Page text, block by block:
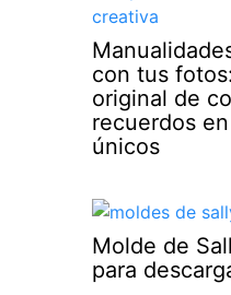
con tus
original de
recuerdos
únicos
Molde de
para